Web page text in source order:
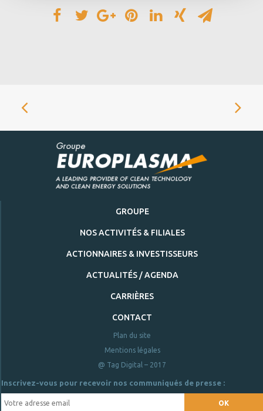
GROUPE
NOS ACTIVITÉS & FILIALES
ACTIONNAIRES & INVESTISSEURS
ACTUALITÉS / AGENDA
CARRIÈRES
CONTACT
Plan du site
Mentions légales
@ Tag Digital – 2017
Inscrivez-vous pour recevoir nos communiqués de presse :